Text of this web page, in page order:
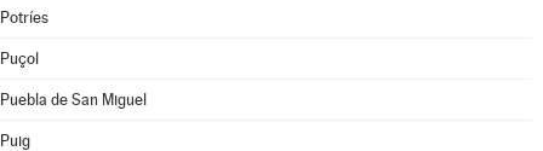
Potríes
Puçol
Puebla de San Miguel
Puig